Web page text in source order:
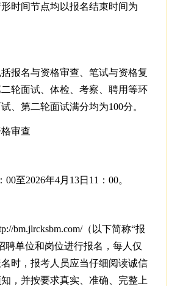
形时间节点均以报名结束时间为
报名与资格审查、笔试与资格复
轮面试、体检、考察、聘用等环
、第二轮面试满分均为100分。
格审查
00至2026年4月13日11：00。
bm.jlrcksbm.com/（以下简称“报
聘单位和岗位进行报名，每人仅
时，报考人员应当仔细阅读诚信
，并按要求真实、准确、完整上